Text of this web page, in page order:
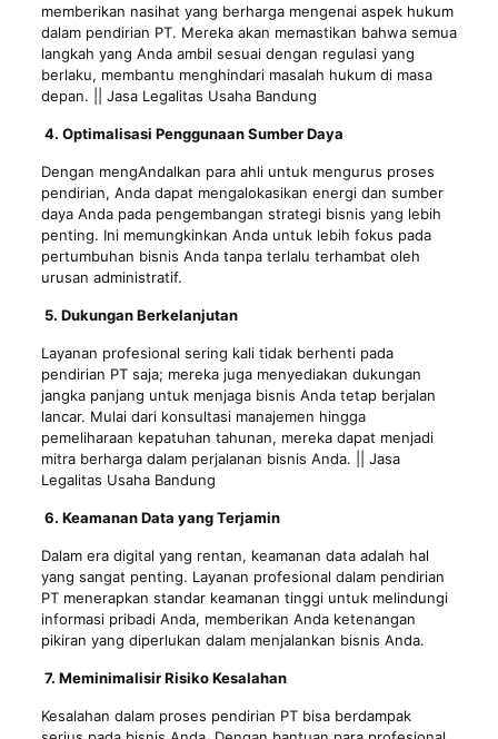
memberikan nasihat yang berharga mengenai aspek hukum
dalam pendirian PT. Mereka akan memastikan bahwa semua
langkah yang Anda ambil sesuai dengan regulasi yang
berlaku, membantu menghindari masalah hukum di masa
depan. || Jasa Legalitas Usaha Bandung
4. Optimalisasi Penggunaan Sumber Daya
Dengan mengAndalkan para ahli untuk mengurus proses
pendirian, Anda dapat mengalokasikan energi dan sumber
daya Anda pada pengembangan strategi bisnis yang lebih
penting. Ini memungkinkan Anda untuk lebih fokus pada
pertumbuhan bisnis Anda tanpa terlalu terhambat oleh
urusan administratif.
5. Dukungan Berkelanjutan
Layanan profesional sering kali tidak berhenti pada
pendirian PT saja; mereka juga menyediakan dukungan
jangka panjang untuk menjaga bisnis Anda tetap berjalan
lancar. Mulai dari konsultasi manajemen hingga
pemeliharaan kepatuhan tahunan, mereka dapat menjadi
mitra berharga dalam perjalanan bisnis Anda. || Jasa
Legalitas Usaha Bandung
6. Keamanan Data yang Terjamin
Dalam era digital yang rentan, keamanan data adalah hal
yang sangat penting. Layanan profesional dalam pendirian
PT menerapkan standar keamanan tinggi untuk melindungi
informasi pribadi Anda, memberikan Anda ketenangan
pikiran yang diperlukan dalam menjalankan bisnis Anda.
7. Meminimalisir Risiko Kesalahan
Kesalahan dalam proses pendirian PT bisa berdampak